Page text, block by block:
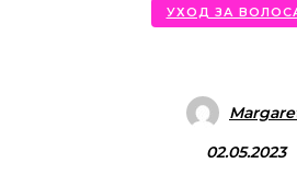
УХОД ЗА
02.05.2023